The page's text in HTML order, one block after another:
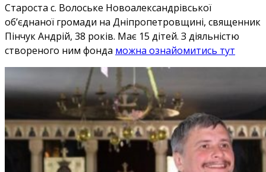
Староста с. Волоське Новоалександрівської
об’єднаної громади на Дніпропетровщині, священник
Пінчук Андрій, 38 років. Має 15 дітей. З діяльністю
створеного ним фонда можна ознайомитись тут